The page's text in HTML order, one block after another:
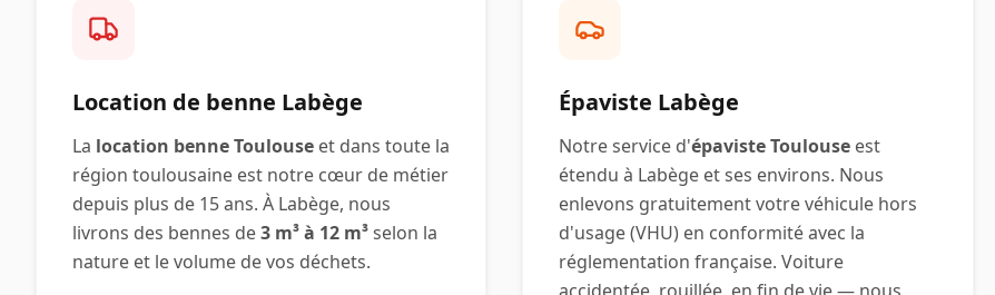
Location de benne Labège
La location benne Toulouse et dans toute la
région toulousaine est notre cœur de métier
depuis plus de 15 ans. À Labège, nous
livrons des bennes de3 m³ à 12 m³selon la
nature et le volume de vos déchets.
Épaviste Labège
Notre service d'épaviste Toulouse est
étendu à Labège et ses environs. Nous
enlevons gratuitement votre véhicule hors
d'usage (VHU) en conformité avec la
réglementation française. Voiture